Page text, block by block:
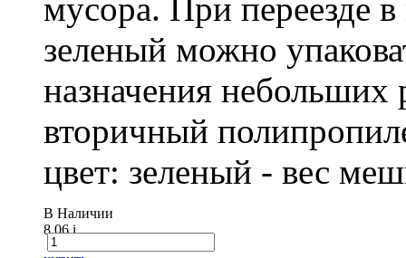
мусора. При переезде
зеленый можно
назначения небольших
вторичный
цвет: зеленый - вес
В Наличии
8.06i